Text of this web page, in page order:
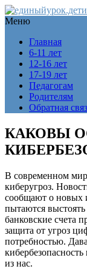
Меню
Главная
6-11 лет
12-16 лет
17-19 лет
Педагогам
Родителям
Обратная
КАКОВЫ
В современном
киберугроз.
сообщают о новых
пытаются
банковские счета
защита от угроз
потребностью.
из нас.